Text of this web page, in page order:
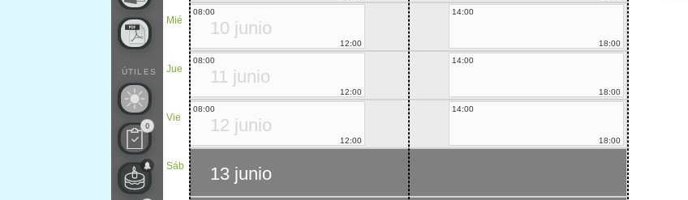
ÚTILES
0
Mié
Jue
Vie
Sáb
10 junio
08:00
12:00
14:00
18:00
11 junio
08:00
12:00
14:00
18:00
12 junio
08:00
12:00
14:00
18:00
13 junio